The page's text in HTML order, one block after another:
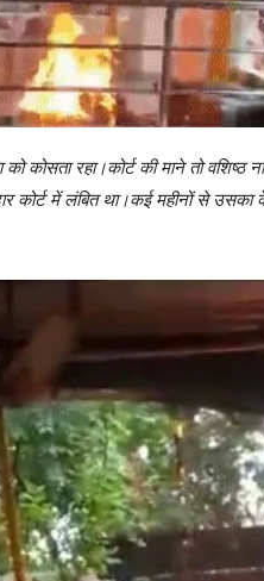
रहा।कोर्ट की माने तो वशिष्ठ
कोर्ट में लंबित था।कई महीनों से